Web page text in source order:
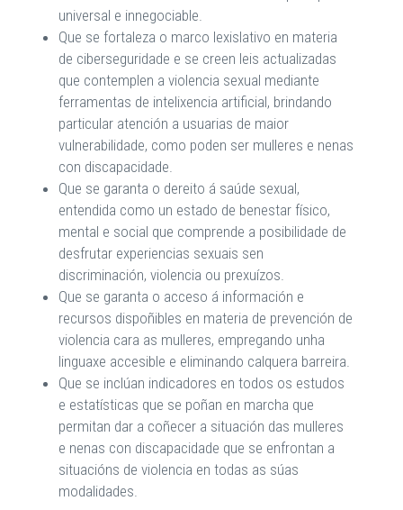
universal e innegociable.
Que se fortaleza o marco lexislativo en materia
de ciberseguridade e se creen leis actualizadas
que contemplen a violencia sexual mediante
ferramentas de intelixencia artificial, brindando
particular atención a usuarias de maior
vulnerabilidade, como poden ser mulleres e nenas
con discapacidade.
Que se garanta o dereito á saúde sexual,
entendida como un estado de benestar físico,
mental e social que comprende a posibilidade de
desfrutar experiencias sexuais sen
discriminación, violencia ou prexuízos.
Que se garanta o acceso á información e
recursos dispoñibles en materia de prevención de
violencia cara as mulleres, empregando unha
linguaxe accesible e eliminando calquera barreira.
Que se inclúan indicadores en todos os estudos
e estatísticas que se poñan en marcha que
permitan dar a coñecer a situación das mulleres
e nenas con discapacidade que se enfrontan a
situacións de violencia en todas as súas
modalidades.